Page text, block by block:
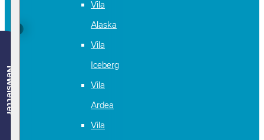
Vila
Alaska
Vila
Iceberg
Vila
Ardea
Vila
Newsletter